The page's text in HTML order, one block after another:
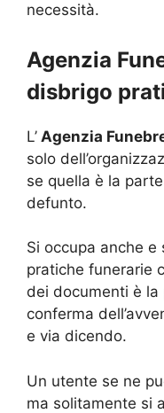
necessità.
Agenzia
disbrigo
L’ Agenzia
solo
se quella è la
defunto.
Si occupa anche
pratiche funerarie
dei documenti è la
conferma
e via dicendo.
Un utente se ne
ma solitamente si